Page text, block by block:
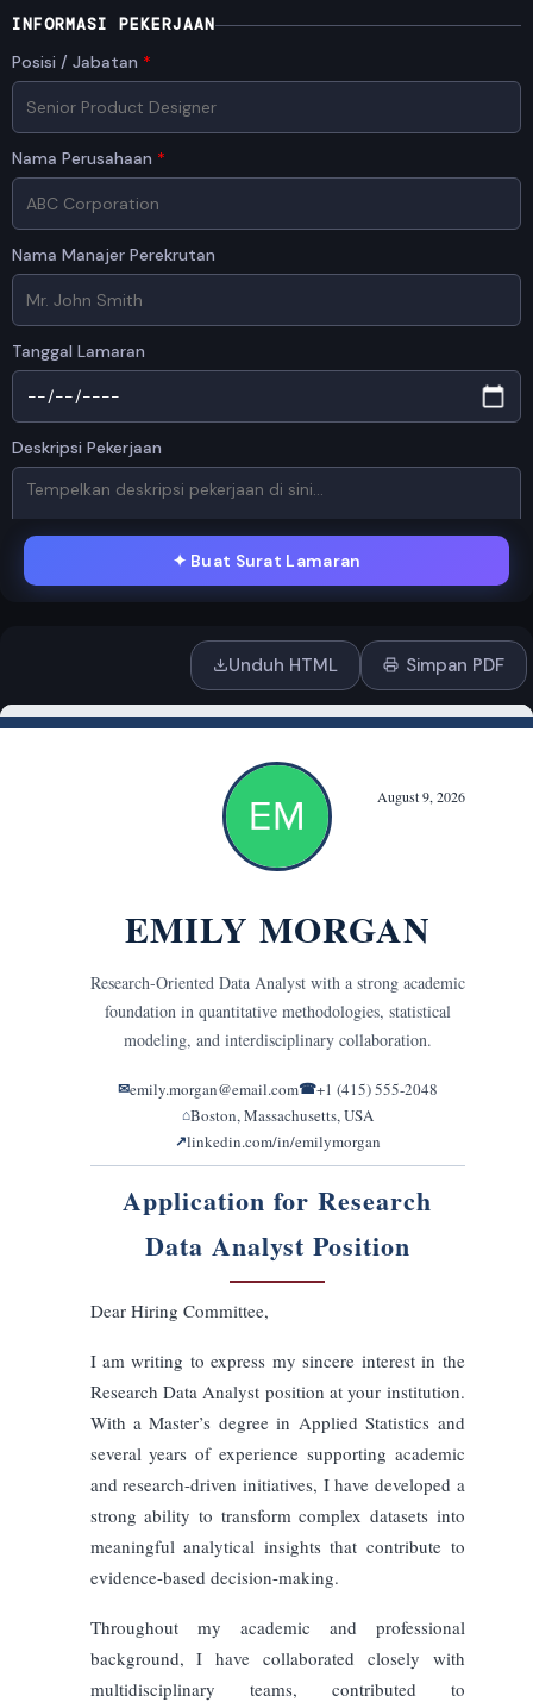
INFORMASI PEKERJAAN
Posisi / Jabatan *
Nama Perusahaan *
Nama Manajer Perekrutan
Tanggal Lamaran
Deskripsi Pekerjaan
Seret & lepas atauklik untuk mengunggah
PDF, DOCX, TXT
atau tempel teks
GAYA & FORMAT
Percaya Diri Antusias Formal
Persuasif Motivatif Eksekutif
Minimalis Hangat
Ambisius
Berorientasi Hasil
Berorientasi Kepemimpinan
Akademik Startup Konsultatif
Bercerita
Elegan
Sedang Panjang
Bahasa Output
✦ Buat Surat Lamaran
Unduh HTML Simpan PDF